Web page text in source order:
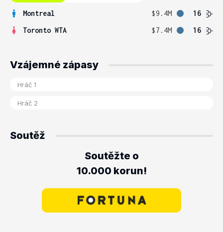
Montreal $9.4M
16
Toronto WTA
$7.4M 16
Vzájemné zápasy
Soutěž
Soutěžte o
10.000 korun!